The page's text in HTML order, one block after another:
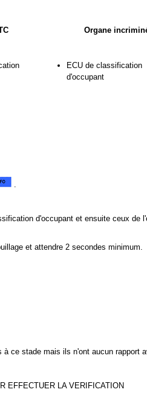
Organe
ECU de classification
d'occupant
.
d'occupant et ensuite ceux de
et attendre 2 secondes minimum.
à ce stade mais ils n'ont aucun rapport
EFFECTUER LA VERIFICATION